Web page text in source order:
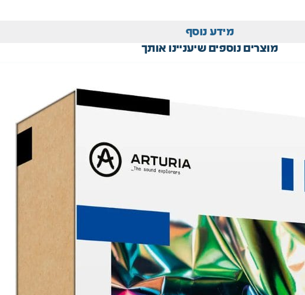
מידע נוסף
מוצרים נוספים שיעניינו אותך